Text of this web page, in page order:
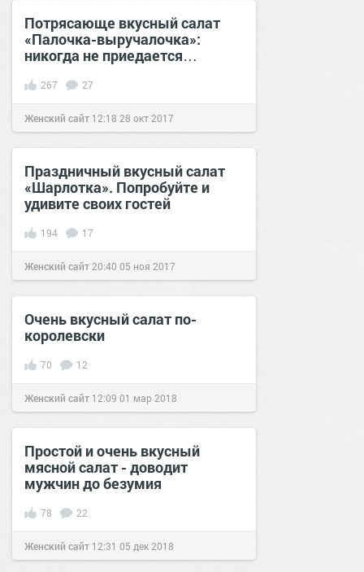
Потрясающе вкусный салат
«Палочка-выручалочка»:
никогда не приедается…
267 27
Женский сайт 12:18 28 окт 2017
Праздничный вкусный салат
«Шарлотка». Попробуйте и
удивите своих гостей
194 17
Женский сайт 20:40 05 ноя 2017
Очень вкусный салат по-
королевски
70 12
Женский сайт 12:09 01 мар 2018
Простой и очень вкусный
мясной салат - доводит
мужчин до безумия
78 22
Женский сайт 12:31 05 дек 2018